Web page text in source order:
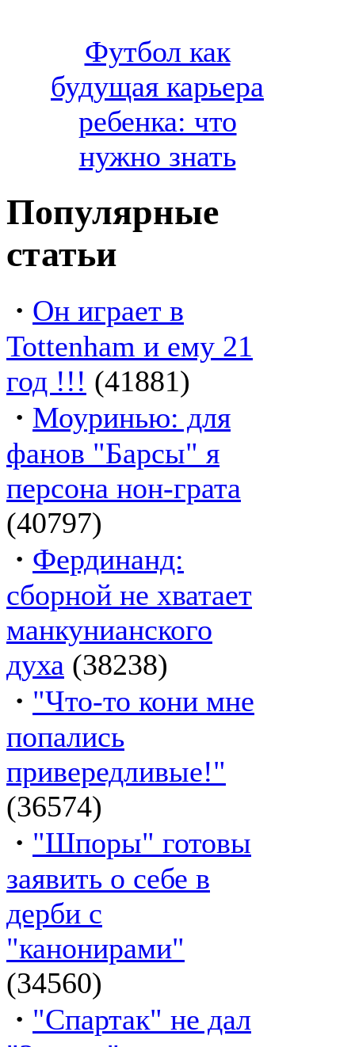
Футбол как
будущая карьера
ребенка: что
нужно знать
Популярные
статьи
· Он играет в
Tottenham и ему 21
год !!! (41881)
· Моуринью: для
фанов "Барсы" я
персона нон-грата
(40797)
· Фердинанд:
сборной не хватает
манкунианского
духа (38238)
· "Что-то кони мне
попались
привередливые!"
(36574)
· "Шпоры" готовы
заявить о себе в
дерби с
"канонирами"
(34560)
· "Спартак" не дал